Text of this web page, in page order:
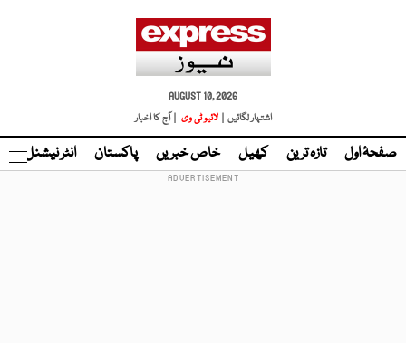
AUGUST 10, 2026
اشتہار لگائیں |
لائیو ٹی وی | آج کا اخبار
صفحۂ اول تازہ ترین کھیل خاص خبریں پاکستان انٹر نیشنل